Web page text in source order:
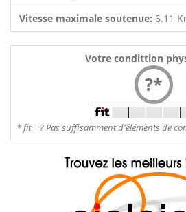
Vitesse maximale soutenue: 6.11
Votre condittion
?*
* fit = ? Pas suffisamment d'éléments de